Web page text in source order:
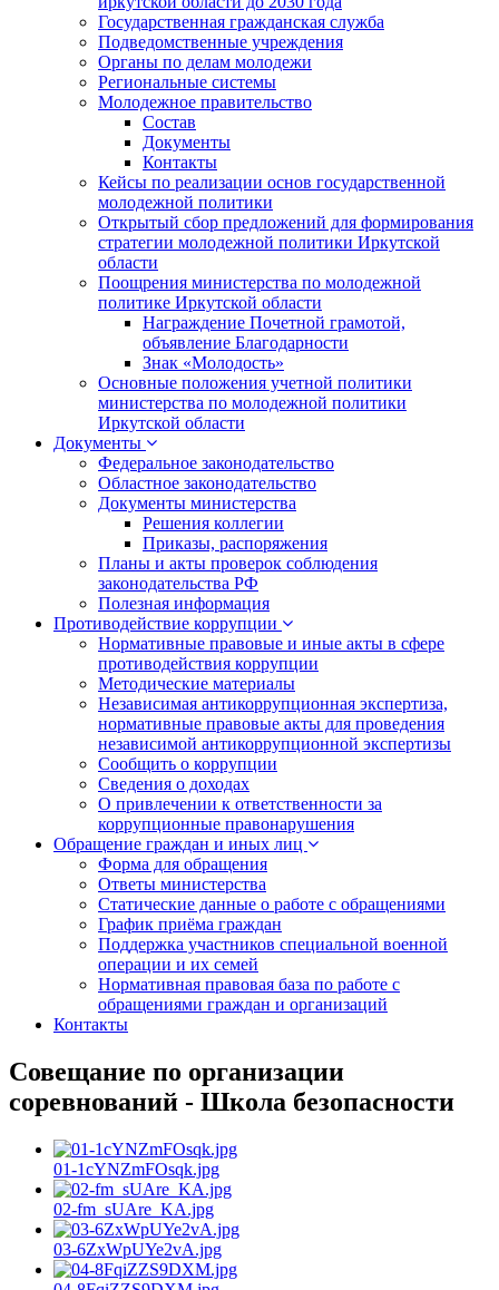
Государственная гражданская служба
Подведомственные учреждения
Органы по делам молодежи
Региональные системы
Молодежное правительство
Состав
Документы
Контакты
Кейсы по реализации основ государственной
молодежной политики
Открытый сбор предложений для формирования
стратегии молодежной политики Иркутской
области
Поощрения министерства по молодежной
политике Иркутской области
Награждение Почетной грамотой,
объявление Благодарности
Знак «Молодость»
Основные положения учетной политики
министерства по молодежной политики
Иркутской области
Документы
Федеральное законодательство
Областное законодательство
Документы министерства
Решения коллегии
Приказы, распоряжения
Планы и акты проверок соблюдения
законодательства РФ
Полезная информация
Противодействие коррупции
Нормативные правовые и иные акты в сфере
противодействия коррупции
Методические материалы
Независимая антикоррупционная экспертиза,
нормативные правовые акты для проведения
независимой антикоррупционной экспертизы
Сообщить о коррупции
Сведения о доходах
О привлечении к ответственности за
коррупционные правонарушения
Обращение граждан и иных лиц
Форма для обращения
Ответы министерства
Статические данные о работе с обращениями
График приёма граждан
Поддержка участников специальной военной
операции и их семей
Нормативная правовая база по работе с
обращениями граждан и организаций
Контакты
Совещание по организации
соревнований - Школа безопасности
01-1cYNZmFOsqk.jpg
02-fm_sUAre_KA.jpg
03-6ZxWpUYe2vA.jpg